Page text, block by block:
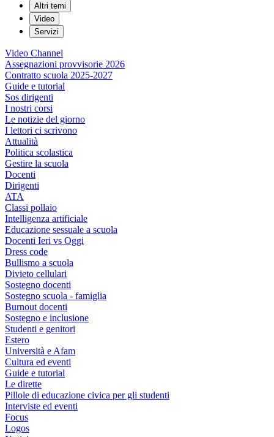
Altri temi
Video
Servizi
Video Channel
Assegnazioni provvisorie 2026
Contratto scuola 2025-2027
Guide e tutorial
Sos dirigenti
I nostri corsi
Le notizie del giorno
I lettori ci scrivono
Attualità
Politica scolastica
Gestire la scuola
Docenti
Dirigenti
ATA
Classi pollaio
Intelligenza artificiale
Educazione sessuale a scuola
Docenti Ieri vs Oggi
Dress code
Bullismo a scuola
Divieto cellulari
Sostegno docenti
Sostegno scuola - famiglia
Burnout docenti
Sostegno e inclusione
Studenti e genitori
Estero
Università e Afam
Cultura ed eventi
Guide e tutorial
Le dirette
Pillole di educazione civica per gli studenti
Interviste ed eventi
Focus
Logos